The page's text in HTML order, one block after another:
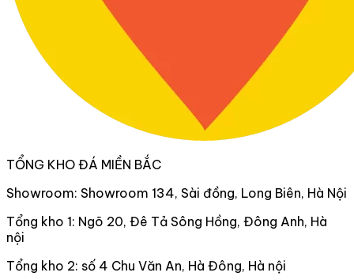
TỔNG KHO ĐÁ MIỀN BẮC
Showroom: Showroom 134, Sài đồng, Long Biên, Hà Nội
Tổng kho 1: Ngõ 20, Đê Tả Sông Hồng, Đông Anh, Hà
nội
Tổng kho 2: số 4 Chu Văn An, Hà Đông, Hà nội